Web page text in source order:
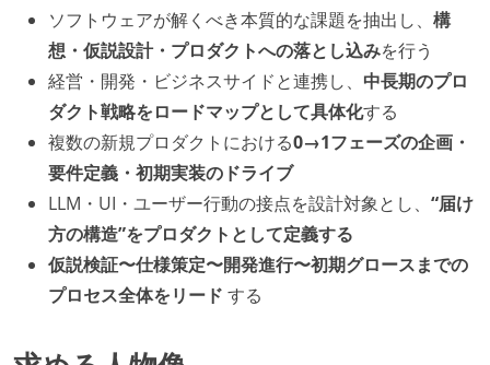
ソフトウェアが解くべき本質的な課題を抽出し、 構
想・仮説設計・プロダクトへの落とし込みを行う
経営・開発・ビジネスサイドと連携し、 中長期のプロ
ダクト戦略をロードマップとして具体化する
複数の新規プロダクトにおける0→1フェーズの企画・
要件定義・初期実装のドライブ
LLM・UI・ユーザー行動の接点を設計対象とし、 “届け
方の構造”をプロダクトとして定義する
仮説検証〜仕様策定〜開発進行〜初期グロースまでの
プロセス全体をリード する